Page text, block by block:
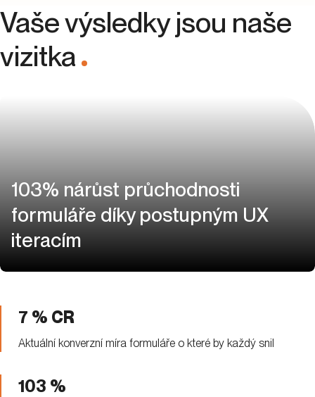
Vaše výsledky jsou naše
vizitka
.
103% nárůst průchodnosti
formuláře díky postupným UX
iteracím
7 % CR
Aktuální konverzní míra formuláře o které by každý snil
103 %